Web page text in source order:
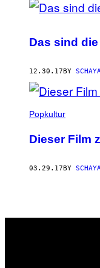
Das sind
12.30.17 BY
Popkultur
Dieser Film
03.29.17 BY